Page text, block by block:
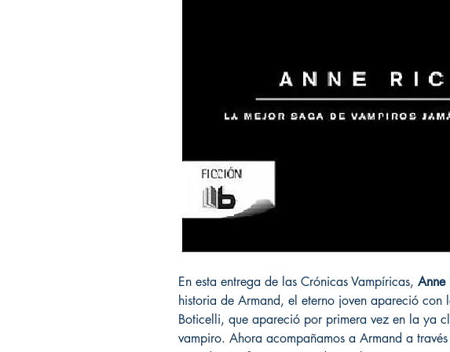
En esta entrega de las Crónicas Vampíricas, Anne
historia de Armand, el eterno joven apareció con
Boticelli, que apareció por primera vez en la ya
vampiro. Ahora acompañamos a Armand a